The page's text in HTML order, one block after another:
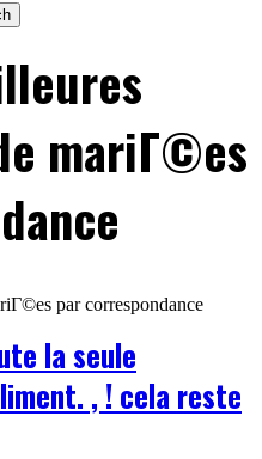
mariГ©es
par correspondance
la seule
, ! cela reste